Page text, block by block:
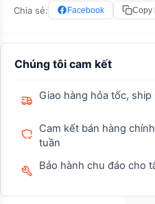
Chúng tôi cam kết
Giao hàng hỏa tốc,
Cam kết bán hàng
tuần
Bảo hành chu đáo cho
Chia sẻ: Facebook Copy